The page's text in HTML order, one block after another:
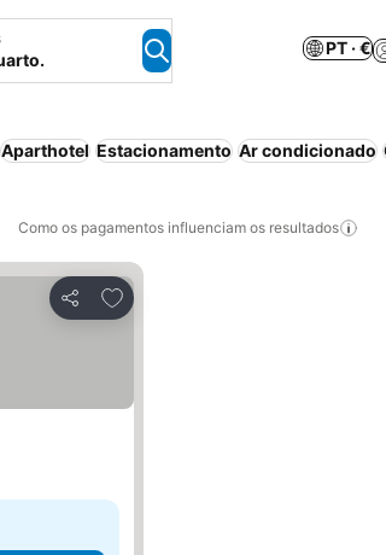
PT · €
Aparthotel Estacionamento Ar condicionado
Como os pagamentos influenciam os resultados
Partilhar
Adicionar aos favoritos